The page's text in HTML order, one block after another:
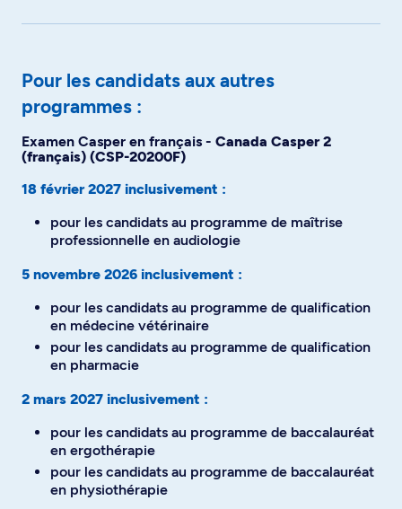
Pour les candidats aux autres
programmes :
Examen Casper en français - Canada Casper 2
(français) (CSP-20200F)
18 février 2027 inclusivement :
pour les candidats au programme de maîtrise
professionnelle en audiologie
5 novembre 2026 inclusivement :
pour les candidats au programme de qualification
en médecine vétérinaire
pour les candidats au programme de qualification
en pharmacie
2 mars 2027 inclusivement :
pour les candidats au programme de baccalauréat
en ergothérapie
pour les candidats au programme de baccalauréat
en physiothérapie